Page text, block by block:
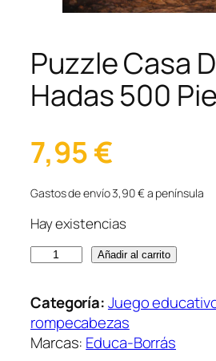
Puzzle Casa
Hadas 500
7,95€
Gastos de envío 3,90 € a península
Hay existencias
z
z
l
e
Añadir al carrito
Categoría:Juego
rompecabezas
Marcas: Educa-Borrás